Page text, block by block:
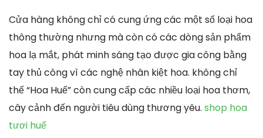
Cửa hàng không chỉ có cung ứng các một số loại hoa
thông thường nhưng mà còn có các dòng sản phẩm
hoa lạ mắt, phát minh sáng tạo được gia công bằng
tay thủ công vì các nghệ nhân kiệt hoa. không chỉ
thế “Hoa Huế” còn cung cấp các nhiều loại hoa thơm,
cây cảnh đến người tiêu dùng thương yêu. shop hoa
tươi huế